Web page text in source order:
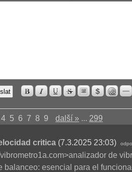
4 5 6 7 8 9 další » ... 299
critica (7.3.2025 23:03)
de
balanceo: esencial para el